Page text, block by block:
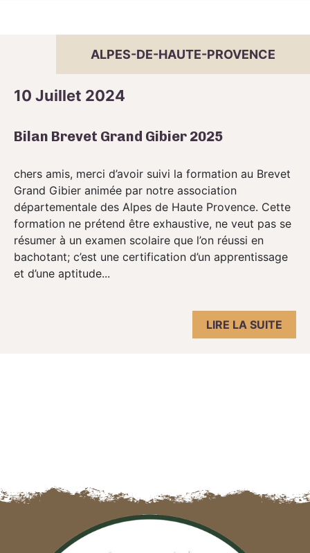
ALPES-DE-HAUTE-PROVENCE
10 Juillet 2024
Bilan Brevet Grand Gibier 2025
chers amis, merci d’avoir suivi la formation au Brevet
Grand Gibier animée par notre association
départementale des Alpes de Haute Provence. Cette
formation ne prétend être exhaustive, ne veut pas se
résumer à un examen scolaire que l’on réussi en
bachotant; c’est une certification d’un apprentissage
et d’une aptitude...
LIRE LA SUITE